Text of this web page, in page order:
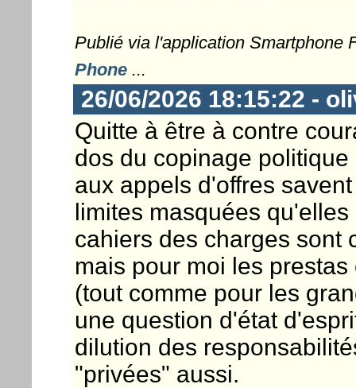
Publié via l'application Smartphone
Phone...
26/06/2026 18:15:22 -
Quitte à être à contre
dos du copinage
aux appels d'offres
limites masquées
cahiers des charges sont
mais pour moi les
(tout comme pour les
une question d'état
dilution des
"privées" aussi.